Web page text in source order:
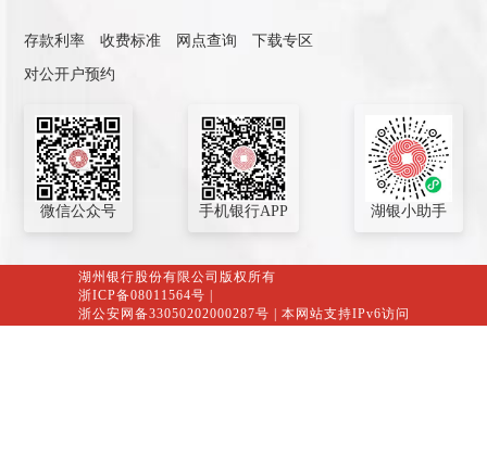
存款利率 收费标准 网点查询 下载专区
对公开户预约
微信公众号 手机银行APP 湖银小助手
湖州银行股份有限公司版权所有
浙ICP备08011564号 |
浙公安网备33050202000287号 | 本网站支持IPv6访问